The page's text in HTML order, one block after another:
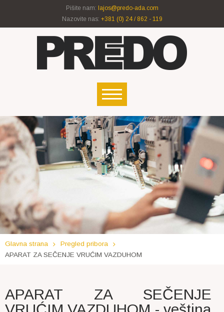
Pišite nam: lajos@predo-ada.com
Nazovite nas: +381 (0) 24 / 862 - 119
Glavna strana
Pregled pribora
APARAT ZA SEČENJE VRUĆIM VAZDUHOM
APARAT ZA SEČENJE